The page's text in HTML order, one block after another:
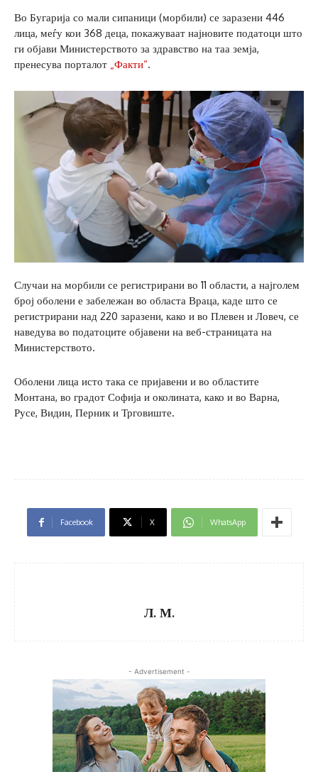
Во Бугарија со мали сипаници (морбили) се заразени 446
лица, меѓу кои 368 деца, покажуваат најновите податоци што
ги објави Министерството за здравство на таа земја,
пренесува порталот „Факти“.
Случаи на морбили се регистрирани во 11 области, а најголем
број оболени е забележан во областа Враца, каде што се
регистрирани над 220 заразени, како и во Плевен и Ловеч, се
наведува во податоците објавени на веб-страницата на
Министерството.
Оболени лица исто така се пријавени и во областите
Монтана, во градот Софија и околината, како и во Варна,
Русе, Видин, Перник и Трговиште.
Facebook X WhatsApp
Л. М.
- Advertisement -